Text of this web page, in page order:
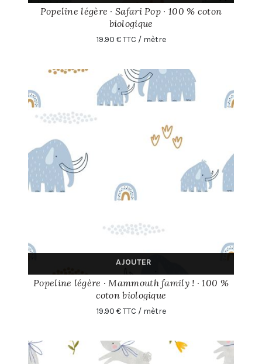
Popeline légère · Safari Pop · 100 % coton
biologique
19.90 € TTC / mètre
AJOUTER
Popeline légère · Mammouth family ! · 100 %
coton biologique
19.90 € TTC / mètre